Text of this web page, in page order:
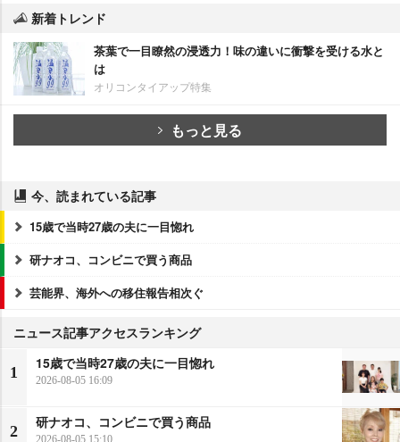
新着トレンド
茶葉で一目瞭然の浸透力！味の違いに衝撃を受ける水と
は
オリコンタイアップ特集
もっと見る
今、読まれている記事
15歳で当時27歳の夫に一目惚れ
研ナオコ、コンビニで買う商品
芸能界、海外への移住報告相次ぐ
ニュース記事アクセスランキング
1
15歳で当時27歳の夫に一目惚れ
2026-08-05 16:09
2
研ナオコ、コンビニで買う商品
2026-08-05 15:10